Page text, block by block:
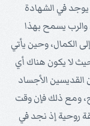
يوجد في الشهادة
والرب يسمح بهذا
الكمال، وحين يأتي
لا يكون هناك أي
القديسين الأجساد
ومع ذلك فإن وقت
روحية إذ نجد في